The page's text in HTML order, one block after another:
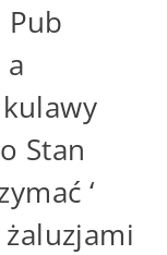
Pub
Stan
‘